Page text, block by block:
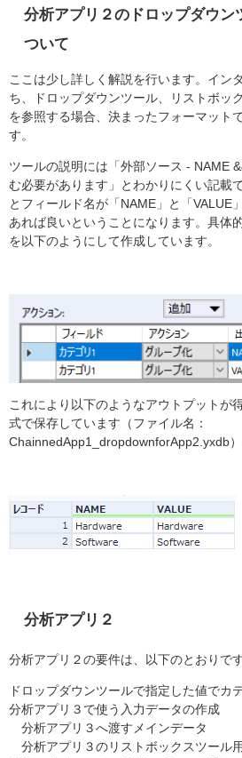
分析アプリ２のドロップダウン
ついて
ここは少し詳しく解説を行います。イン
ち、ドロップダウンツール、リストボッ
を参照する場合、決まったフォーマット
す。
ツールの説明には「外部ソース - NAME
む必要があります」とわかりにくい記載
とフィールド名が「NAME」と「VALUE
あれば良いということになります。具体
を以下のようにして作成しています。
これにより以下のようなアウトプットが
式で保存しています（ファイル名：
ChainnedApp1_dropdownforApp2.yxdb）
分析アプリ２
分析アプリ２の要件は、以下のとおりです
ドロップダウンツールで指定した値でカ
分析アプリ３で使う入力データの作成
分析アプリ３へ渡すメインデータ
分析アプリ３のリストボックスツール